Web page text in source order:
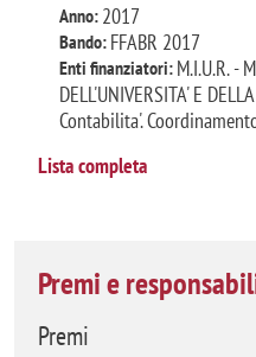
Anno: 2017
Bando: FFABR 2017
Enti finanziatori: M.I.U.R. -
DELL'UNIVERSITA' E
Contabilita'.
Lista completa
Premi e
Premi